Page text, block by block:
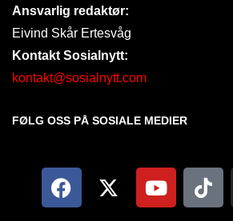
Ansvarlig redaktør:
Eivind Skår Ertesvåg
Kontakt Sosialnytt:
kontakt@sosialnytt.com
FØLG OSS PÅ SOSIALE MEDIER​